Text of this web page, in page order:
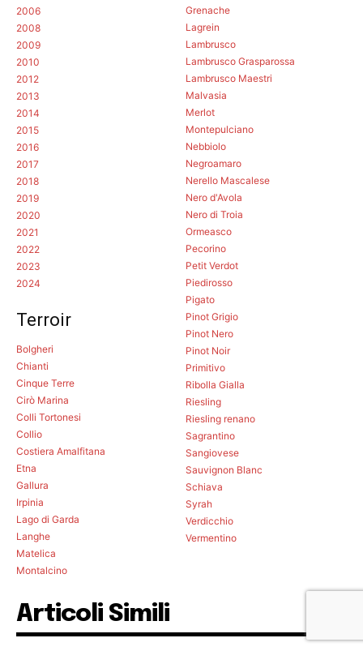
2006
2008
2009
2010
2012
2013
2014
2015
2016
2017
2018
2019
2020
2021
2022
2023
2024
Terroir
Bolgheri
Chianti
Cinque Terre
Cirò Marina
Colli Tortonesi
Collio
Costiera Amalfitana
Etna
Gallura
Irpinia
Lago di Garda
Langhe
Matelica
Montalcino
Grenache
Lagrein
Lambrusco
Lambrusco Grasparossa
Lambrusco Maestri
Malvasia
Merlot
Montepulciano
Nebbiolo
Negroamaro
Nerello Mascalese
Nero d'Avola
Nero di Troia
Ormeasco
Pecorino
Petit Verdot
Piedirosso
Pigato
Pinot Grigio
Pinot Nero
Pinot Noir
Primitivo
Ribolla Gialla
Riesling
Riesling renano
Sagrantino
Sangiovese
Sauvignon Blanc
Schiava
Syrah
Verdicchio
Vermentino
Articoli Simili